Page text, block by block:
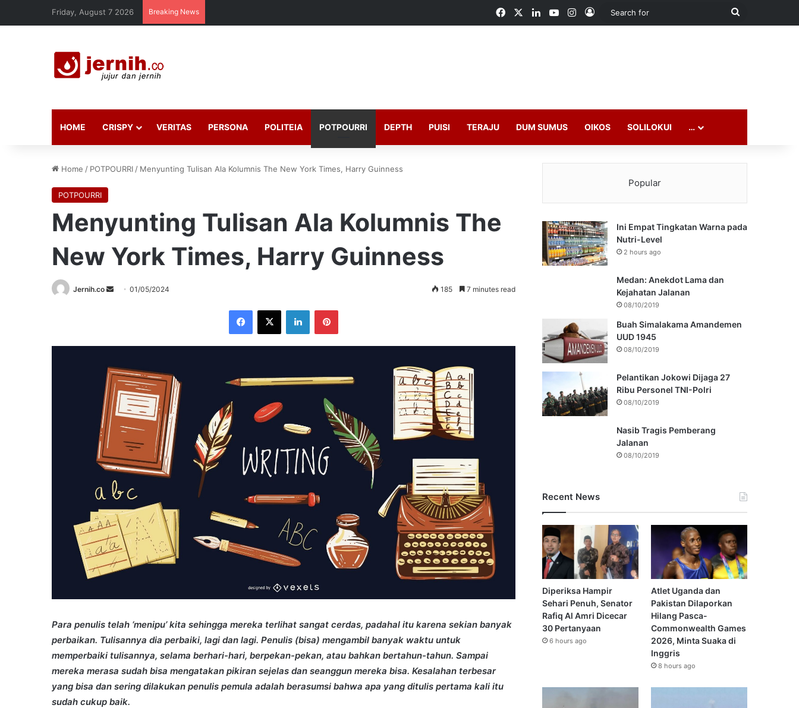
Friday, August 7 2026 Breaking News FacebookLinkedInYouTubeInstagram
Log In
Search
HOME CRISPY VERITAS PERSONA POLITEIA POTPOURRI DEPTH PUISI TERAJU DUM SUMUS OIKOS SOLILOKUI …
Home / POTPOURRI / Menyunting Tulisan Ala Kolumnis The New York Times, Harry Guinness
POTPOURRI
Menyunting Tulisan Ala Kolumnis The
New York Times, Harry Guinness
Jernih.co
Send01/05/2024 185 7 minutes read
Facebook
X LinkedInPinterest
Para penulis telah ‘menipu’ kita sehingga mereka terlihat sangat cerdas, padahal itu karena sekian banyak
perbaikan. Tulisannya dia perbaiki, lagi dan lagi. Penulis (bisa) mengambil banyak waktu untuk
memperbaiki tulisannya, selama berhari-hari, berpekan-pekan, atau bahkan bertahun-tahun. Sampai
mereka merasa sudah bisa mengatakan pikiran sejelas dan seanggun mereka bisa. Kesalahan terbesar
yang bisa dan sering dilakukan penulis pemula adalah berasumsi bahwa apa yang ditulis pertama kali itu
sudah cukup baik.
Popular
Ini Empat Tingkatan Warna pada
Nutri-Level
2 hours ago
Medan: Anekdot Lama dan
Kejahatan Jalanan
08/10/2019
Buah Simalakama Amandemen
UUD 1945
08/10/2019
Pelantikan Jokowi Dijaga 27
Ribu Personel TNI-Polri
08/10/2019
Nasib Tragis Pemberang
Jalanan
08/10/2019
Recent News
Diperiksa Hampir
Sehari Penuh, Senator
Rafiq Al Amri Dicecar
30 Pertanyaan
6 hours ago
Atlet Uganda dan
Pakistan Dilaporkan
Hilang Pasca-
Commonwealth Games
2026, Minta Suaka di
Inggris
8 hours ago